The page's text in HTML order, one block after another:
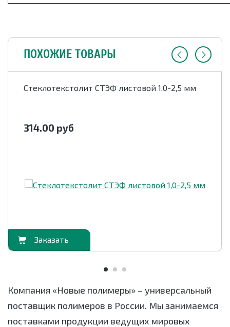
ПОХОЖИЕ ТОВАРЫ
Стеклотекстолит СТЭФ листовой 1,0-2,5 мм
314.00 руб
Компания «Новые полимеры» – универсальный
поставщик полимеров в России. Мы занимаемся
поставками продукции ведущих мировых